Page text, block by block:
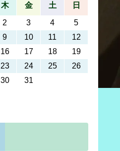
木 金 土 日
2 3 4
5
9 10 11
12
16 17 18
19
23 24 25
26
30 31